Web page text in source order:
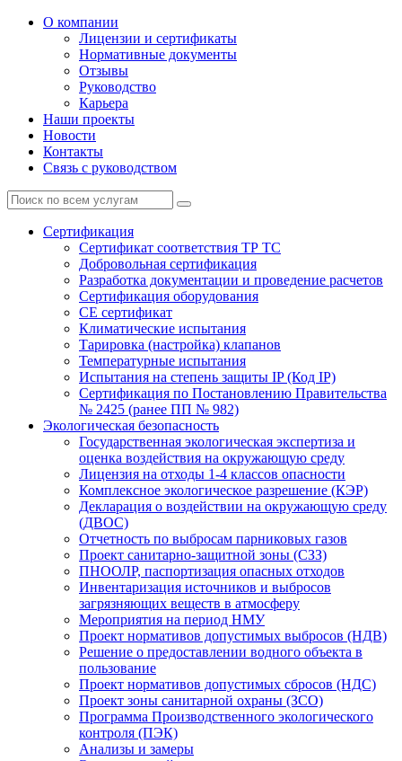
О компании
Лицензии и сертификаты
Нормативные документы
Отзывы
Руководство
Карьера
Наши проекты
Новости
Контакты
Связь с руководством
Сертификация
Cертификат соответствия ТР ТС
Добровольная сертификация
Разработка документации и проведение расчетов
Сертификация оборудования
CE cертификат
Климатические испытания
Тарировка (настройка) клапанов
Температурные испытания
Испытания на степень защиты IP (Код IP)
Сертификация по Постановлению Правительства
№ 2425 (ранее ПП № 982)
Экологическая безопасность
Государственная экологическая экспертиза и
оценка воздействия на окружающую среду
Лицензия на отходы 1-4 классов опасности
Комплексное экологическое разрешение (КЭР)
Декларация о воздействии на окружающую среду
(ДВОС)
Отчетность по выбросам парниковых газов
Проект санитарно-защитной зоны (СЗЗ)
ПНООЛР, паспортизация опасных отходов
Инвентаризация источников и выбросов
загрязняющих веществ в атмосферу
Мероприятия на период НМУ
Проект нормативов допустимых выбросов (НДВ)
Решение о предоставлении водного объекта в
пользование
Проект нормативов допустимых сбросов (НДС)
Проект зоны санитарной охраны (ЗСО)
Программа Производственного экологического
контроля (ПЭК)
Анализы и замеры